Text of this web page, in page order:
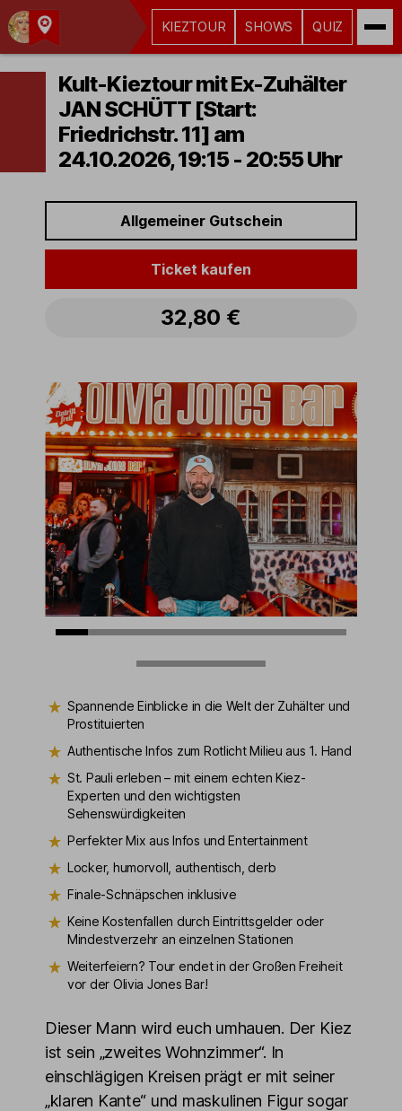
Kult-
Kieztouren
Hamburg
KIEZTOUR SHOWS QUIZ
Kult-Kieztour mit Ex-Zuhälter
JAN SCHÜTT [Start:
Friedrichstr. 11] am
24.10.2026, 19:15 - 20:55 Uhr
Allgemeiner Gutschein
Ticket kaufen
32,80 €
Spannende Einblicke in die Welt der Zuhälter und
Prostituierten
Authentische Infos zum Rotlicht Milieu aus 1. Hand
St. Pauli erleben – mit einem echten Kiez-
Experten und den wichtigsten
Sehenswürdigkeiten
Perfekter Mix aus Infos und Entertainment
Locker, humorvoll, authentisch, derb
Finale-Schnäpschen inklusive
Keine Kostenfallen durch Eintrittsgelder oder
Mindestverzehr an einzelnen Stationen
Weiterfeiern? Tour endet in der Großen Freiheit
vor der Olivia Jones Bar!
Dieser Mann wird euch umhauen. Der Kiez
ist sein „zweites Wohnzimmer“. In
einschlägigen Kreisen prägt er mit seiner
„klaren Kante“ und maskulinen Figur sogar